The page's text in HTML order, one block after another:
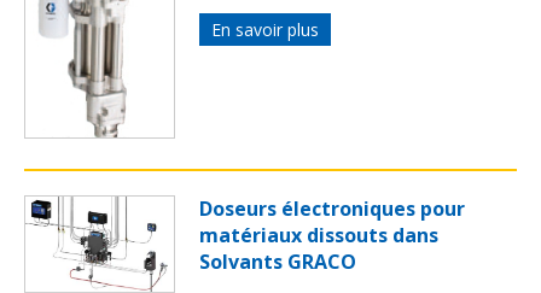
En savoir plus
Doseurs électroniques pour
matériaux dissouts dans
Solvants GRACO